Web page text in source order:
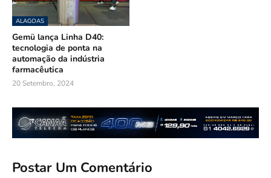
ALAGOAS
Gemü lança Linha D40:
tecnologia de ponta na
automação da indústria
farmacêutica
20 Setembro, 2024
Postar Um Comentário